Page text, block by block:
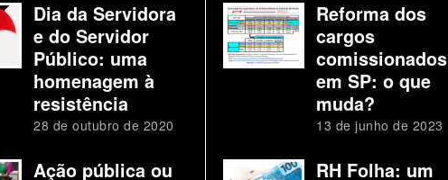
Dia da Servidora
e do Servidor
Público: uma
homenagem à
resistência
28 de outubro de 2020
Ação pública ou
Reforma dos
cargos
comissionados
em SP: o que
muda?
13 de junho de 2023
RH Folha: um